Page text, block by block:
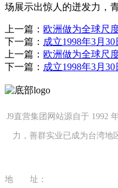
场展示出惊人的迸发力，
上一篇： 欧洲做为全球尺
下一篇： 成立1998年3月30
上一篇： 欧洲做为全球尺
下一篇： 成立1998年3月30
J9直营集团网站源自于 1992
力，善群实业已成为台湾地
地 址：